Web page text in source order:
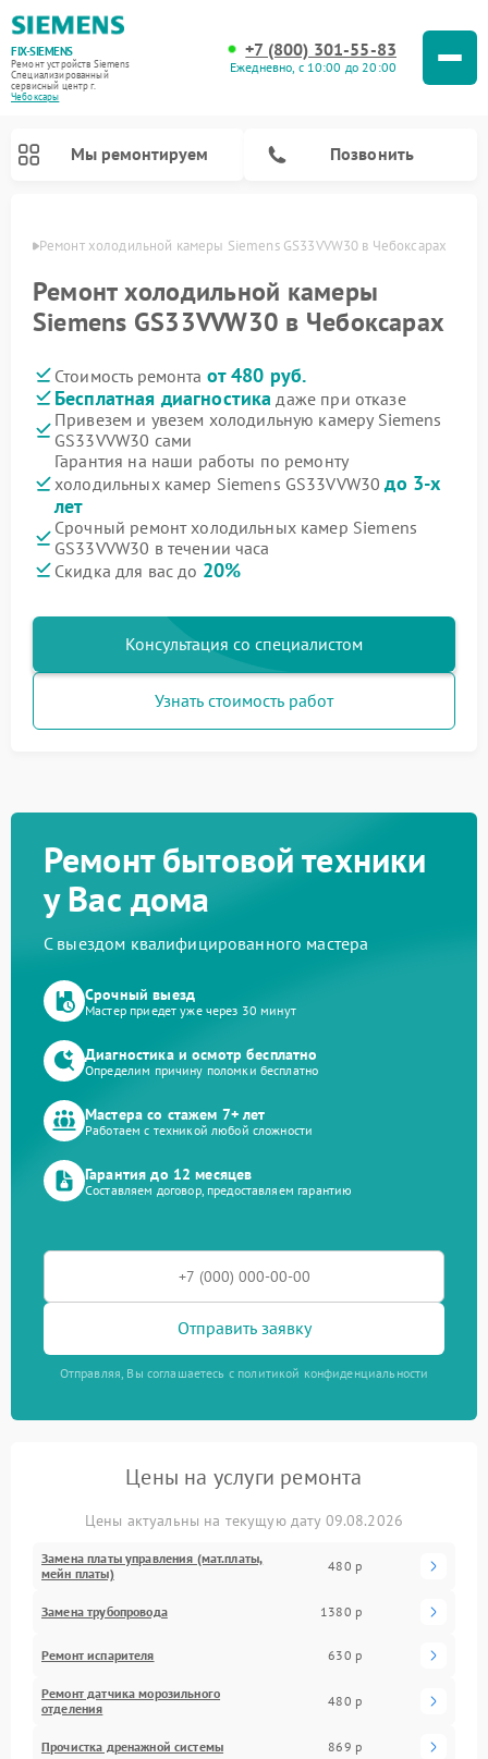
FIX-SIEMENS
Ремонт устройств Siemens
Специализированный
cервисный центр г.
Чебоксары
+7 (800) 301-55-83
Ежедневно, с 10:00 до 20:00
Мы ремонтируем Позвонить
Ремонт холодильной камеры Siemens GS33VVW30 в Чебоксарах
Ремонт холодильной камеры
Siemens GS33VVW30 в Чебоксарах
Стоимость ремонта от 480 руб.
Бесплатная диагностика даже при отказе
Привезем и увезем холодильную камеру Siemens
GS33VVW30 сами
Гарантия на наши работы по ремонту
холодильных камер Siemens GS33VVW30до 3-х
лет
Срочный ремонт холодильных камер Siemens
GS33VVW30 в течении часа
Скидка для вас до 20%
Консультация со специалистом
Узнать стоимость работ
Ремонт бытовой техники
у Вас дома
С выездом квалифицированного мастера
Срочный выезд
Мастер приедет уже через 30 минут
Диагностика и осмотр бесплатно
Определим причину поломки бесплатно
Мастера со стажем 7+ лет
Работаем с техникой любой сложности
Гарантия до 12 месяцев
Составляем договор, предоставляем гарантию
Отправить заявку
Отправляя, Вы соглашаетесь с политикой конфиденциальности
Цены на услуги ремонта
Цены актуальны на текущую дату 09.08.2026
Замена платы управления (мат.платы,
мейн платы)
480 р
Замена трубопровода 1380 р
Ремонт испарителя 630 р
Ремонт датчика морозильного
отделения
480 р
Прочистка дренажной системы 869 р